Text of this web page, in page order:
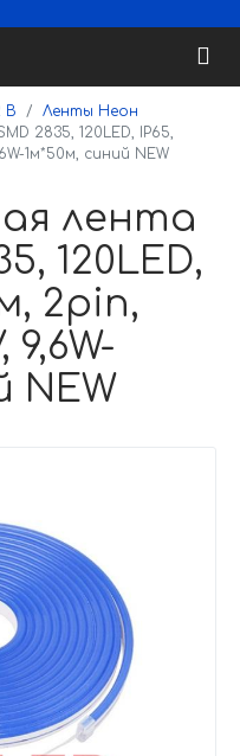
В
Ленты Неон
2835, 120LED, IP65,
1м*50м, синий NEW
лента
120LED,
2pin,
9,6W-
NEW